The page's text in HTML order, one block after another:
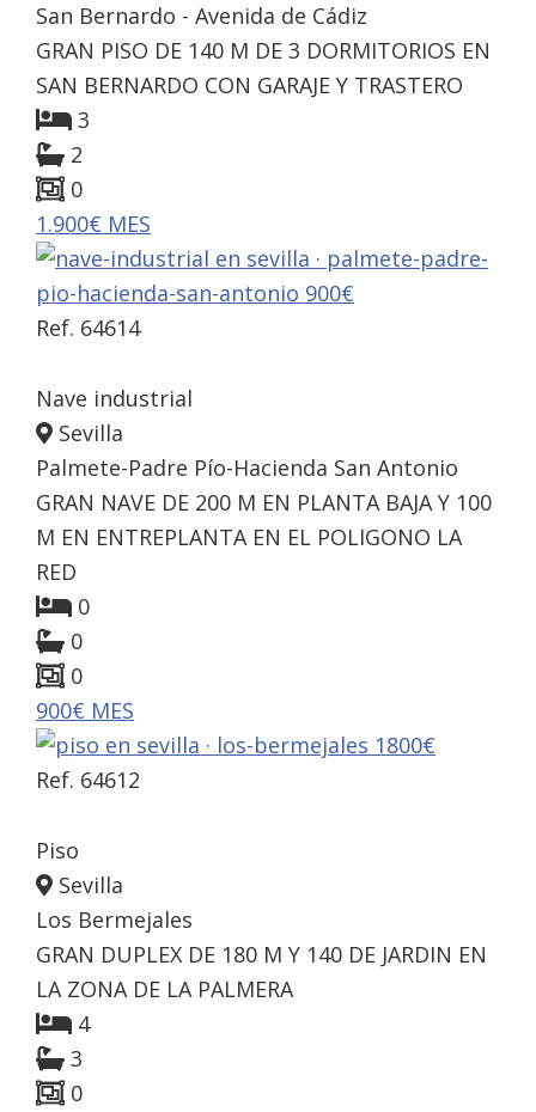
San Bernardo - Avenida de Cádiz
GRAN PISO DE 140 M DE 3 DORMITORIOS EN
SAN BERNARDO CON GARAJE Y TRASTERO
3
2
0
1.900€ MES
Ref. 64614
Nave industrial
Sevilla
Palmete-Padre Pío-Hacienda San Antonio
GRAN NAVE DE 200 M EN PLANTA BAJA Y 100
M EN ENTREPLANTA EN EL POLIGONO LA
RED
0
0
0
900€ MES
Ref. 64612
Piso
Sevilla
Los Bermejales
GRAN DUPLEX DE 180 M Y 140 DE JARDIN EN
LA ZONA DE LA PALMERA
4
3
0